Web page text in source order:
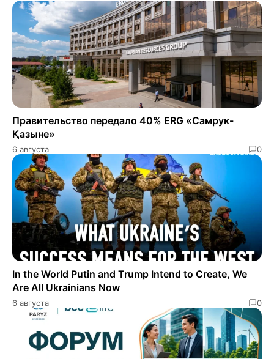
Правительство передало 40% ERG «Самрук-
Қазыне»
6 августа 0
In the World Putin and Trump Intend to Create, We
Are All Ukrainians Now
6 августа 0